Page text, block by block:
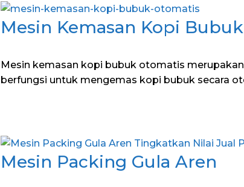
Mesin Kemasan Kopi
Mesin kemasan kopi bubuk otomatis
berfungsi untuk mengemas kopi bubuk secara
Mesin Packing Gula Aren